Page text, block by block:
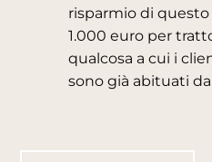
risparmio di
1.000 euro per
qualcosa a cui i
sono già abituati da